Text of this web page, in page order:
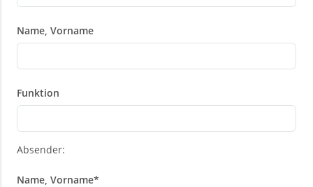
Name, Vorname
Funktion
Absender:
Name, Vorname*